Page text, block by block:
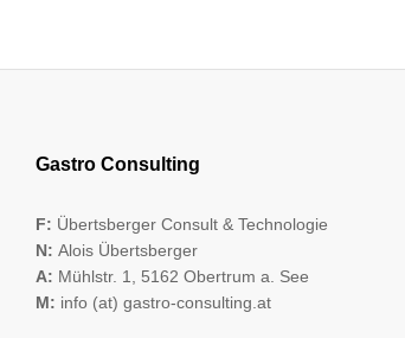
Gastro Consulting
F: Übertsberger Consult & Technologie
N: Alois Übertsberger
A: Mühlstr. 1, 5162 Obertrum a. See
M: info (at) gastro-consulting.at